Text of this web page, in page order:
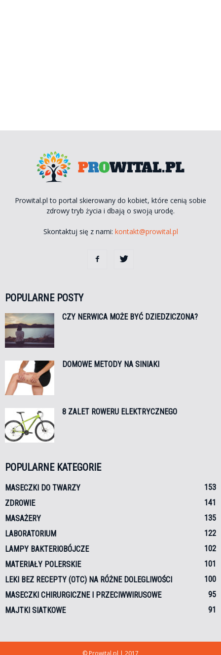
Prowital.pl to portal skierowany do kobiet, które cenią sobie
zdrowy tryb życia i dbają o swoją urodę.
Skontaktuj się z nami: kontakt@prowital.pl
POPULARNE POSTY
CZY NERWICA MOŻE BYĆ DZIEDZICZONA?
DOMOWE METODY NA SINIAKI
8 ZALET ROWERU ELEKTRYCZNEGO
POPULARNE KATEGORIE
MASECZKI DO TWARZY
153
ZDROWIE
141
MASAŻERY
135
LABORATORIUM
122
LAMPY BAKTERIOBÓJCZE
102
MATERIAŁY POLERSKIE
101
LEKI BEZ RECEPTY (OTC) NA RÓŻNE DOLEGLIWOŚCI
100
MASECZKI CHIRURGICZNE I PRZECIWWIRUSOWE
95
MAJTKI SIATKOWE
91
© Prowital.pl | 2017